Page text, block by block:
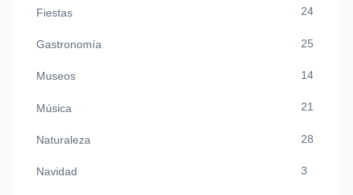
Fiestas 24
Gastronomía 25
Museos 14
Música 21
Naturaleza 28
Navidad 3